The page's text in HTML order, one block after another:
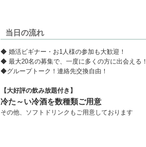
当日の流れ
◆ 婚活ビギナー・お1人様の参加も大歓迎！
◆ 最大20名の募集で、一度に多くの方に出会える！
◆グループトーク！連絡先交換自由！
【大好評の飲み放題付き】
冷た～い冷酒を数種類ご用意
その他、ソフトドリンクもご用意しております